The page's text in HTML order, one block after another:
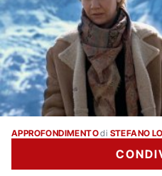
APPROFONDIMENTOdi STEFANO